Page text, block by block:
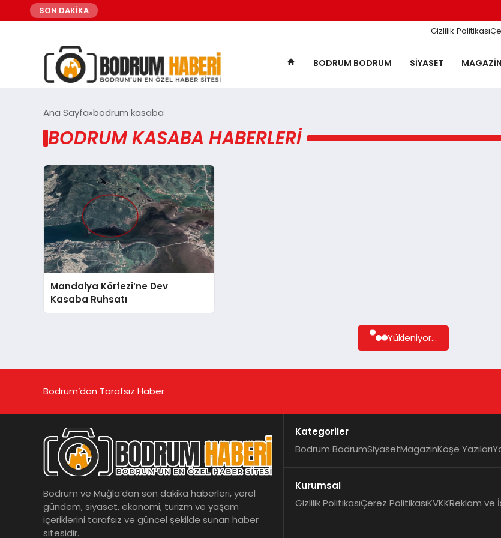
SON DAKİKA
Gizlilik Politikası
BODRUM BODRUM SIYASET MAGAZIN
Ana Sayfa bodrum kasaba
BODRUM KASABA HABERLERI
Mandalya Körfezi’ne Dev
Kasaba Ruhsatı
Yükleniyor...
Bodrum’dan Tarafsız Haber
Bodrum ve Muğla’dan son dakika haberleri, yerel
gündem, siyaset, ekonomi, turizm ve yaşam
içeriklerini tarafsız ve güncel şekilde sunan haber
sitesidir.
Kategoriler
Bodrum BodrumSiyasetMagazinKöşe Yazıları
Kurumsal
Gizlilik PolitikasıÇerez PolitikasıKVKKReklam ve